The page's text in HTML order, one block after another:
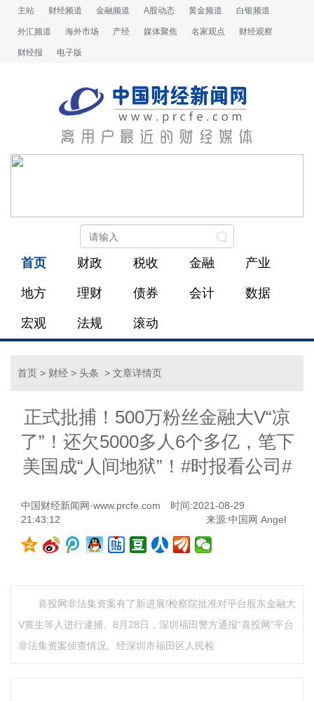
主站 财经频道 金融频道 A股动态 黄金频道 白银频道
外汇频道 海外市场 产经 媒体聚焦 名家观点 财经观察
财经报 电子版
首页 财政 税收 金融 产业
地方 理财 债券 会计 数据
宏观 法规 滚动
首页 > 财经 > 头条 > 文章详情页
正式批捕！500万粉丝金融大V“凉
了”！还欠5000多人6个多亿，笔下
美国成“人间地狱”！#时报看公司#
中国财经新闻网·www.prcfe.com
时间:2021-08-29
21:43:12
来源:中国网 Angel
喜投网非法集资案有了新进展!检察院批准对平台股东金融大
V黄生等人进行逮捕。8月28日，深圳福田警方通报“喜投网”平台
非法集资案侦查情况。经深圳市福田区人民检